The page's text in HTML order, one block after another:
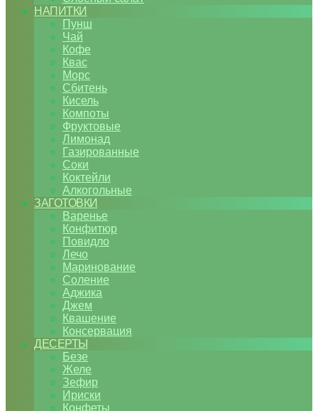
НАПИТКИ
Пунш
Чай
Кофе
Квас
Морс
Сбитень
Кисель
Компоты
Фруктовые
Лимонад
Газированные
Соки
Коктейли
Алкогольные
ЗАГОТОВКИ
Варенье
Конфитюр
Повидло
Лечо
Маринование
Соление
Аджика
Джем
Квашение
Консервация
ДЕСЕРТЫ
Безе
Желе
Зефир
Ириски
Конфеты